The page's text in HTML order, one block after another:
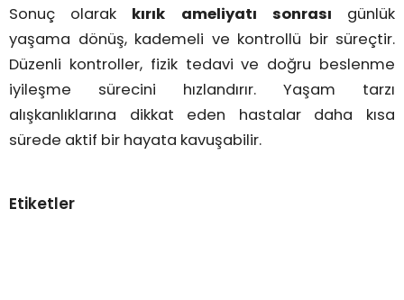
Sonuç olarak kırık ameliyatı sonrası günlük
yaşama dönüş, kademeli ve kontrollü bir süreçtir.
Düzenli kontroller, fizik tedavi ve doğru beslenme
iyileşme sürecini hızlandırır. Yaşam tarzı
alışkanlıklarına dikkat eden hastalar daha kısa
sürede aktif bir hayata kavuşabilir.
Etiketler